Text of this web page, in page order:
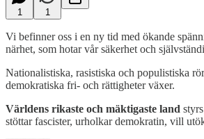
1 1
Vi befinner oss i en ny tid med ökande
närhet, som hotar vår säkerhet och
Nationalistiska, rasistiska och populistiska
demokratiska fri- och rättigheter växer.
Världens rikaste och mäktigaste land
stöttar fascister, urholkar demokratin, vill